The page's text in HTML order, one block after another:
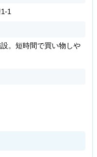
1
。短時間で買い物しや